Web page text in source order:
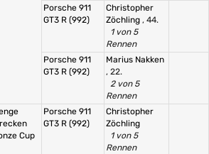
Porsche 911
GT3 R (992)
Christopher
Zöchling , 44.
1 von 5
Rennen
Porsche 911
GT3 R (992)
Marius Nakken
, 22.
2 von 5
Rennen
Cup
Porsche 911
GT3 R (992)
Christopher
Zöchling
1 von 5
Rennen